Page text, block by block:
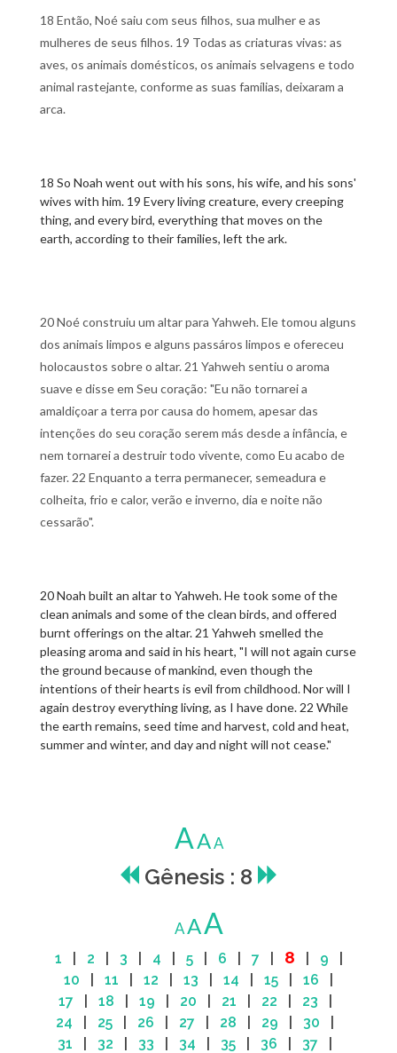
18 Então, Noé saiu com seus filhos, sua mulher e as
mulheres de seus filhos. 19 Todas as criaturas vivas: as
aves, os animais domésticos, os animais selvagens e todo
animal rastejante, conforme as suas famílias, deixaram a
arca.
18 So Noah went out with his sons, his wife, and his sons'
wives with him. 19 Every living creature, every creeping
thing, and every bird, everything that moves on the
earth, according to their families, left the ark.
20 Noé construiu um altar para Yahweh. Ele tomou alguns
dos animais limpos e alguns passáros limpos e ofereceu
holocaustos sobre o altar. 21 Yahweh sentiu o aroma
suave e disse em Seu coração: "Eu não tornarei a
amaldiçoar a terra por causa do homem, apesar das
intenções do seu coração serem más desde a infância, e
nem tornarei a destruir todo vivente, como Eu acabo de
fazer. 22 Enquanto a terra permanecer, semeadura e
colheita, frio e calor, verão e inverno, dia e noite não
cessarão".
20 Noah built an altar to Yahweh. He took some of the
clean animals and some of the clean birds, and offered
burnt offerings on the altar. 21 Yahweh smelled the
pleasing aroma and said in his heart, "I will not again curse
the ground because of mankind, even though the
intentions of their hearts is evil from childhood. Nor will I
again destroy everything living, as I have done. 22 While
the earth remains, seed time and harvest, cold and heat,
summer and winter, and day and night will not cease."
AAA
Gênesis : 8
AAA
1 2 3 4 5| 6 7 8 9
10
11 12 13 14 15 16
17
18 19 20 21 22 23
24
25 26 27 28 29 30
31
32 33 34 35 36 37